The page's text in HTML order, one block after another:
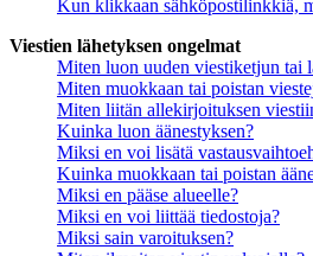
Kun klikkaan sähköpostilinkkiä,
Viestien lähetyksen ongelmat
Miten luon uuden viestiketjun tai
Miten muokkaan tai poistan
Miten liitän allekirjoituksen
Kuinka luon äänestyksen?
Miksi en voi lisätä
Kuinka muokkaan tai poistan
Miksi en pääse alueelle?
Miksi en voi liittää tiedostoja?
Miksi sain varoituksen?